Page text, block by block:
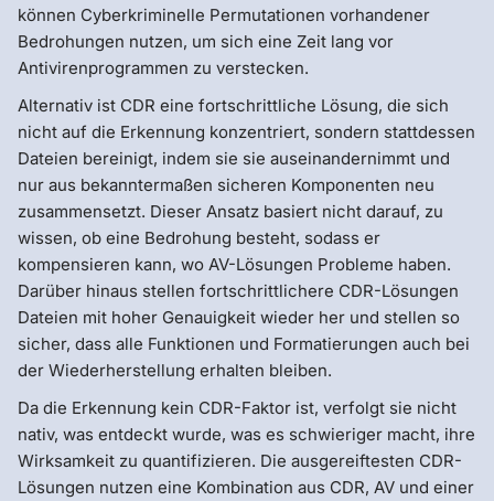
können Cyberkriminelle Permutationen vorhandener
Bedrohungen nutzen, um sich eine Zeit lang vor
Antivirenprogrammen zu verstecken.
Alternativ ist CDR eine fortschrittliche Lösung, die sich
nicht auf die Erkennung konzentriert, sondern stattdessen
Dateien bereinigt, indem sie sie auseinandernimmt und
nur aus bekanntermaßen sicheren Komponenten neu
zusammensetzt. Dieser Ansatz basiert nicht darauf, zu
wissen, ob eine Bedrohung besteht, sodass er
kompensieren kann, wo AV-Lösungen Probleme haben.
Darüber hinaus stellen fortschrittlichere CDR-Lösungen
Dateien mit hoher Genauigkeit wieder her und stellen so
sicher, dass alle Funktionen und Formatierungen auch bei
der Wiederherstellung erhalten bleiben.
Da die Erkennung kein CDR-Faktor ist, verfolgt sie nicht
nativ, was entdeckt wurde, was es schwieriger macht, ihre
Wirksamkeit zu quantifizieren. Die ausgereiftesten CDR-
Lösungen nutzen eine Kombination aus CDR, AV und einer